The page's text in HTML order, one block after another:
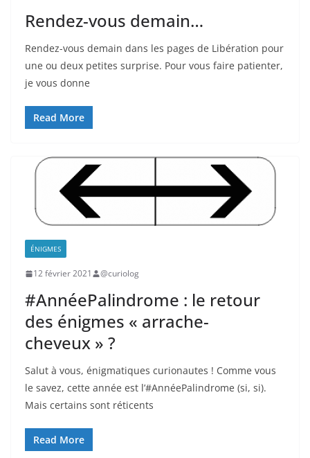
Rendez-vous demain…
Rendez-vous demain dans les pages de Libération pour
une ou deux petites surprise. Pour vous faire patienter,
je vous donne
Read More
ÉNIGMES
12 février 2021 @curiolog
#AnnéePalindrome : le retour
des énigmes « arrache-
cheveux » ?
Salut à vous, énigmatiques curionautes ! Comme vous
le savez, cette année est l’#AnnéePalindrome (si, si).
Mais certains sont réticents
Read More